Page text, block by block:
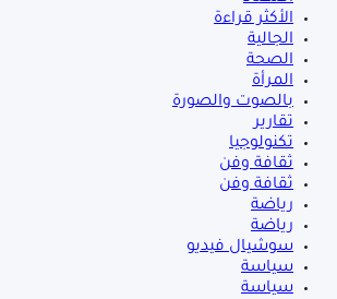
الأكثر قراءة
الجالية
الصحة
المرأة
بالصوت والصورة
تقارير
تكنولوجيا
ثقافة وفن
ثقافة وفن
رياضة
رياضة
سوشيال فيديو
سياسة
سياسة